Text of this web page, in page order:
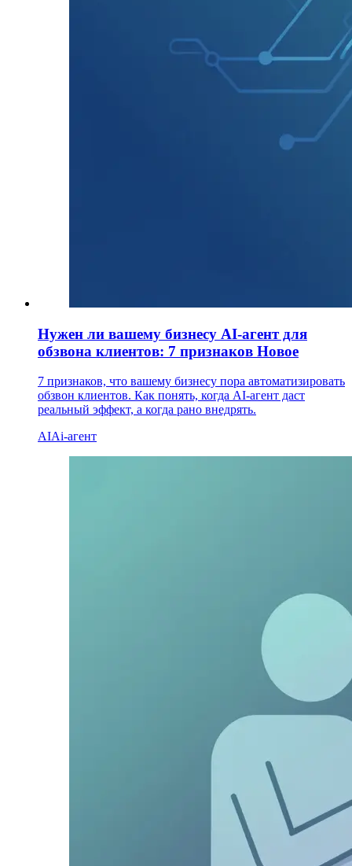
Нужен ли вашему бизнесу AI-агент для
обзвона клиентов: 7 признаков Новое
7 признаков, что вашему бизнесу пора автоматизировать
обзвон клиентов. Как понять, когда AI-агент даст
реальный эффект, а когда рано внедрять.
AIAi-агент